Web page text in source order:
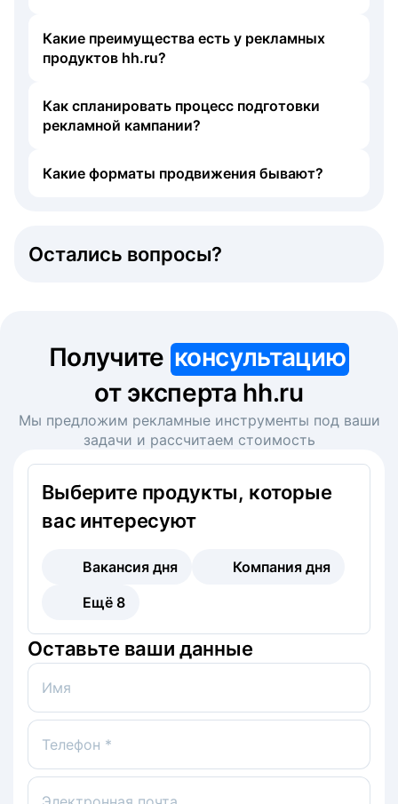
Какие преимущества есть у рекламных
продуктов hh.ru?
Как спланировать процесс подготовки
рекламной кампании?
Какие форматы продвижения бывают?
Остались вопросы?
Получите консультацию
от эксперта hh.ru
Мы предложим рекламные инструменты под ваши
задачи и рассчитаем стоимость
Выберите продукты, которые
вас интересуют
Вакансия дня
Компания дня
Ещё 8
Оставьте ваши данные
Имя
Телефон *